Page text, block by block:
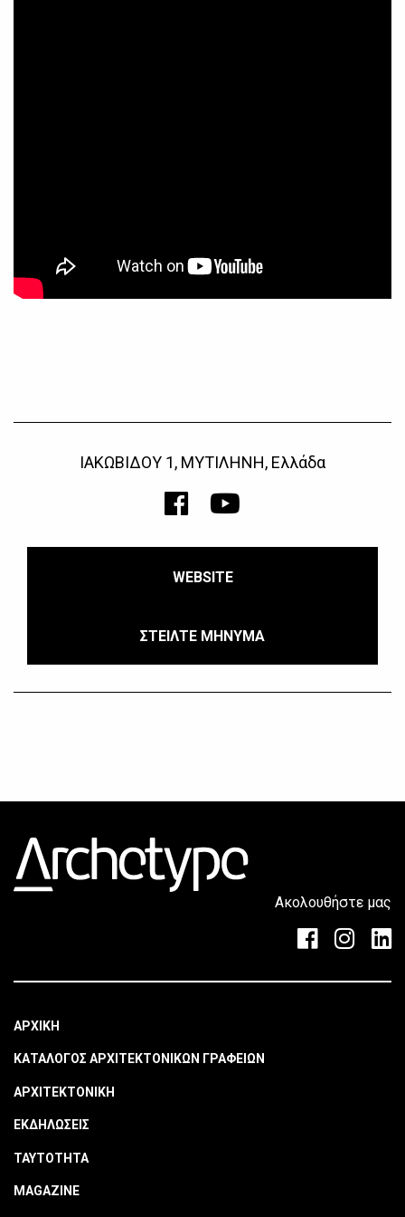
ΙΑΚΩΒΙΔΟΥ 1, ΜΥΤΙΛΗΝΗ, Ελλάδα
WEBSITE
ΣΤΕΙΛΤΕ ΜΗΝΥΜΑ
Ακολουθήστε μας
ΑΡΧΙΚΗ
ΚΑΤΑΛΟΓΟΣ ΑΡΧΙΤΕΚΤΟΝΙΚΩΝ ΓΡΑΦΕΙΩΝ
ΑΡΧΙΤΕΚΤΟΝΙΚΗ
ΕΚΔΗΛΩΣΕΙΣ
ΤΑΥΤΟΤΗΤΑ
MAGAZINE